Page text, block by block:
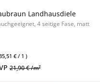
Landhausdiele
4 seitige Fase, matt
€ / 1 )
21,90 € /m²